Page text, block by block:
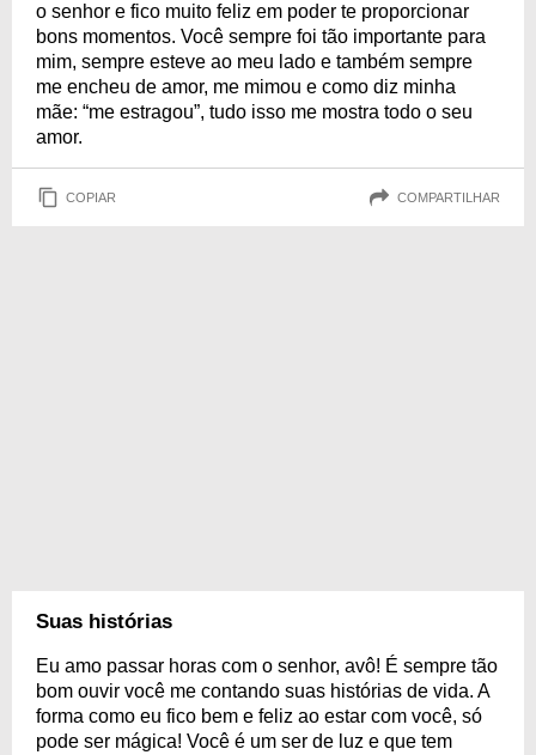
o senhor e fico muito feliz em poder te proporcionar
bons momentos. Você sempre foi tão importante para
mim, sempre esteve ao meu lado e também sempre
me encheu de amor, me mimou e como diz minha
mãe: “me estragou”, tudo isso me mostra todo o seu
amor.
COPIAR COMPARTILHAR
Suas histórias
Eu amo passar horas com o senhor, avô! É sempre tão
bom ouvir você me contando suas histórias de vida. A
forma como eu fico bem e feliz ao estar com você, só
pode ser mágica! Você é um ser de luz e que tem